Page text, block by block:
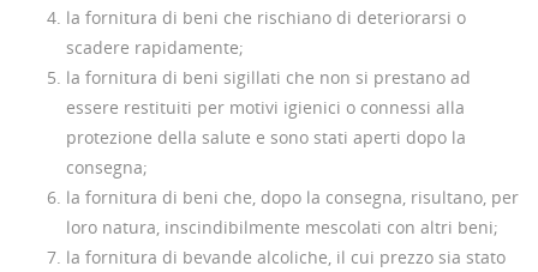
la fornitura di beni che rischiano di deteriorarsi o
scadere rapidamente;
la fornitura di beni sigillati che non si prestano ad
essere restituiti per motivi igienici o connessi alla
protezione della salute e sono stati aperti dopo la
consegna;
la fornitura di beni che, dopo la consegna, risultano, per
loro natura, inscindibilmente mescolati con altri beni;
la fornitura di bevande alcoliche, il cui prezzo sia stato